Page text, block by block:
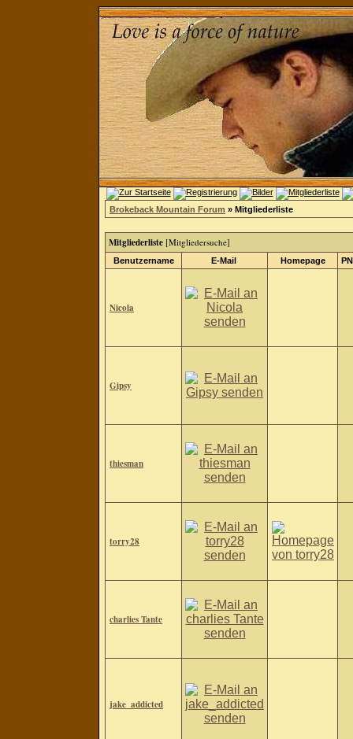
Brokeback Mountain Forum » Mitgliederliste
Mitgliederliste [Mitgliedersuche]
Benutzername E-Mail Homepage PN
Nicola
Gipsy
thiesman
torry28
charlies Tante
jake_addicted